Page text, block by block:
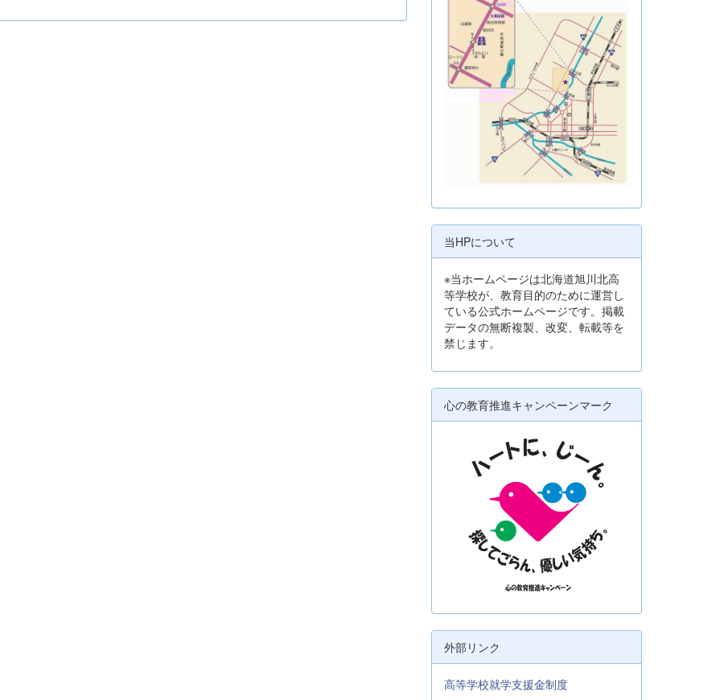
当HPについて
※当ホームページは北海道旭川北高
等学校が、教育目的のために運営し
ている公式ホームページです。掲載
データの無断複製、改変、転載等を
禁じます。
心の教育推進キャンペーンマーク
外部リンク
高等学校就学支援金制度